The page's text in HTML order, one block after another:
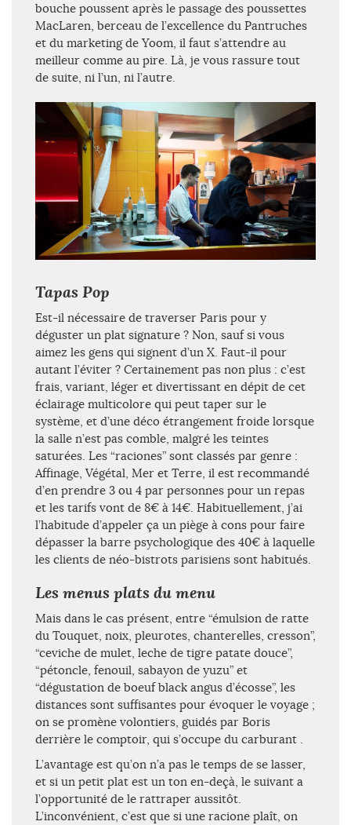
bouche poussent après le passage des poussettes
MacLaren, berceau de l’excellence du Pantruches
et du marketing de Yoom, il faut s’attendre au
meilleur comme au pire. Là, je vous rassure tout
de suite, ni l’un, ni l’autre.
Tapas Pop
Est-il nécessaire de traverser Paris pour y
déguster un plat signature ? Non, sauf si vous
aimez les gens qui signent d’un X. Faut-il pour
autant l’éviter ? Certainement pas non plus : c’est
frais, variant, léger et divertissant en dépit de cet
éclairage multicolore qui peut taper sur le
système, et d’une déco étrangement froide lorsque
la salle n’est pas comble, malgré les teintes
saturées. Les “raciones” sont classés par genre :
Affinage, Végétal, Mer et Terre, il est recommandé
d’en prendre 3 ou 4 par personnes pour un repas
et les tarifs vont de 8€ à 14€. Habituellement, j’ai
l’habitude d’appeler ça un piège à cons pour faire
dépasser la barre psychologique des 40€ à laquelle
les clients de néo-bistrots parisiens sont habitués.
Les menus plats du menu
Mais dans le cas présent, entre “émulsion de ratte
du Touquet, noix, pleurotes, chanterelles, cresson”,
“ceviche de mulet, leche de tigre patate douce”,
“pétoncle, fenouil, sabayon de yuzu” et
“dégustation de boeuf black angus d’écosse”, les
distances sont suffisantes pour évoquer le voyage ;
on se promène volontiers, guidés par Boris
derrière le comptoir, qui s’occupe du carburant .
L’avantage est qu’on n’a pas le temps de se lasser,
et si un petit plat est un ton en-deçà, le suivant a
l’opportunité de le rattraper aussitôt.
L’inconvénient, c’est que si une racione plaît, on